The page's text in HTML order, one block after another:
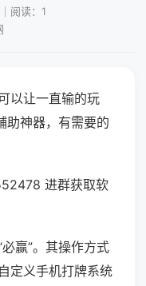
阅读：1
以让一直输的玩
助神器，有需要的
进群获取软
赢”。其操作方式
定义手机打牌系统